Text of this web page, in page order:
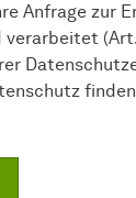
Anfrage zur
(Art.